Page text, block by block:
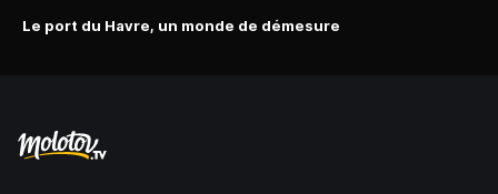
Le port du Havre, un monde de démesure